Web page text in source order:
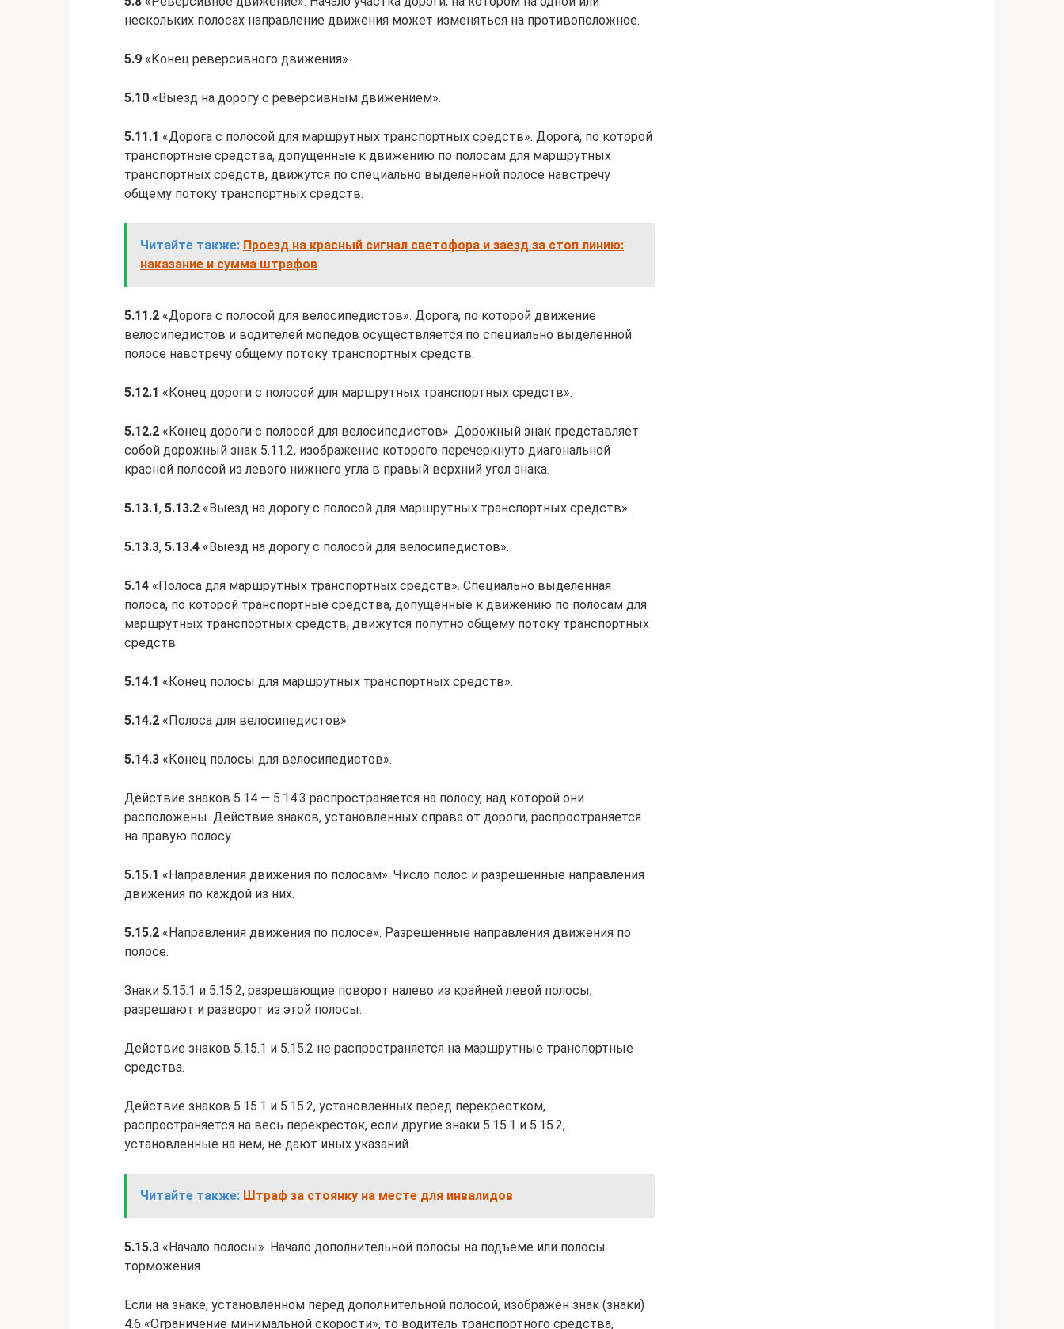
нескольких полосах направление движения может изменяться на противоположное.
5.9 «Конец реверсивного движения».
5.10 «Выезд на дорогу с реверсивным движением».
5.11.1 «Дорога с полосой для маршрутных транспортных средств». Дорога, по которой
транспортные средства, допущенные к движению по полосам для маршрутных
транспортных средств, движутся по специально выделенной полосе навстречу
общему потоку транспортных средств.
Читайте также: Проезд на красный сигнал светофора и заезд за стоп линию:
наказание и сумма штрафов
5.11.2 «Дорога с полосой для велосипедистов». Дорога, по которой движение
велосипедистов и водителей мопедов осуществляется по специально выделенной
полосе навстречу общему потоку транспортных средств.
5.12.1 «Конец дороги с полосой для маршрутных транспортных средств».
5.12.2 «Конец дороги с полосой для велосипедистов». Дорожный знак представляет
собой дорожный знак 5.11.2, изображение которого перечеркнуто диагональной
красной полосой из левого нижнего угла в правый верхний угол знака.
5.13.1, 5.13.2 «Выезд на дорогу с полосой для маршрутных транспортных средств».
5.13.3, 5.13.4 «Выезд на дорогу с полосой для велосипедистов».
5.14 «Полоса для маршрутных транспортных средств». Специально выделенная
полоса, по которой транспортные средства, допущенные к движению по полосам для
маршрутных транспортных средств, движутся попутно общему потоку транспортных
средств.
5.14.1 «Конец полосы для маршрутных транспортных средств».
5.14.2 «Полоса для велосипедистов».
5.14.3 «Конец полосы для велосипедистов».
Действие знаков 5.14 — 5.14.3 распространяется на полосу, над которой они
расположены. Действие знаков, установленных справа от дороги, распространяется
на правую полосу.
5.15.1 «Направления движения по полосам». Число полос и разрешенные направления
движения по каждой из них.
5.15.2 «Направления движения по полосе». Разрешенные направления движения по
полосе.
Знаки 5.15.1 и 5.15.2, разрешающие поворот налево из крайней левой полосы,
разрешают и разворот из этой полосы.
Действие знаков 5.15.1 и 5.15.2 не распространяется на маршрутные транспортные
средства.
Действие знаков 5.15.1 и 5.15.2, установленных перед перекрестком,
распространяется на весь перекресток, если другие знаки 5.15.1 и 5.15.2,
установленные на нем, не дают иных указаний.
Читайте также: Штраф за стоянку на месте для инвалидов
5.15.3 «Начало полосы». Начало дополнительной полосы на подъеме или полосы
торможения.
Если на знаке, установленном перед дополнительной полосой, изображен знак (знаки)
4.6 «Ограничение минимальной скорости», то водитель транспортного средства,